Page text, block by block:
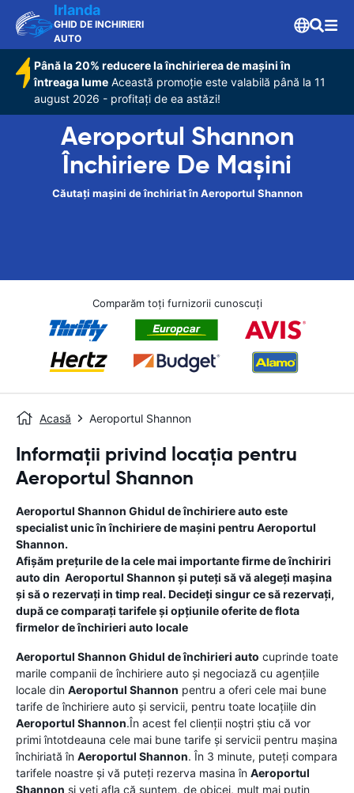
Irlanda
GHID DE INCHIRIERI
AUTO
Până la 20% reducere la închirierea de mașini în
întreaga lume Această promoție este valabilă până la 11
august 2026 - profitați de ea astăzi!
Aeroportul Shannon
Închiriere De Maşini
Căutați mașini de închiriat în Aeroportul Shannon
Comparăm toți furnizorii cunoscuți
Acasă Aeroportul Shannon
Informații privind locația pentru
Aeroportul Shannon
Aeroportul Shannon Ghidul de închiriere auto este
specialist unic în închiriere de mașini pentru Aeroportul
Shannon.
Afișăm prețurile de la cele mai importante firme de închiriri
auto din Aeroportul Shannon și puteți să vă alegeți mașina
și să o rezervați in timp real. Decideți singur ce să rezervați,
după ce comparați tarifele și opțiunile oferite de flota
firmelor de închirieri auto locale
Aeroportul Shannon Ghidul de închirieri auto cuprinde toate
marile companii de închiriere auto și negociază cu agențiile
locale din Aeroportul Shannon pentru a oferi cele mai bune
tarife de închiriere auto și servicii, pentru toate locațiile din
Aeroportul Shannon.În acest fel clienții noștri știu că vor
primi întotdeauna cele mai bune tarife și servicii pentru mașina
închiriată în Aeroportul Shannon. În 3 minute, puteți compara
tarifele noastre și vă puteți rezerva masina în Aeroportul
Shannon și veți afla că suntem, de obicei, mult mai puțin